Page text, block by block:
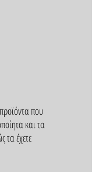
που
και τα
τα έχετε